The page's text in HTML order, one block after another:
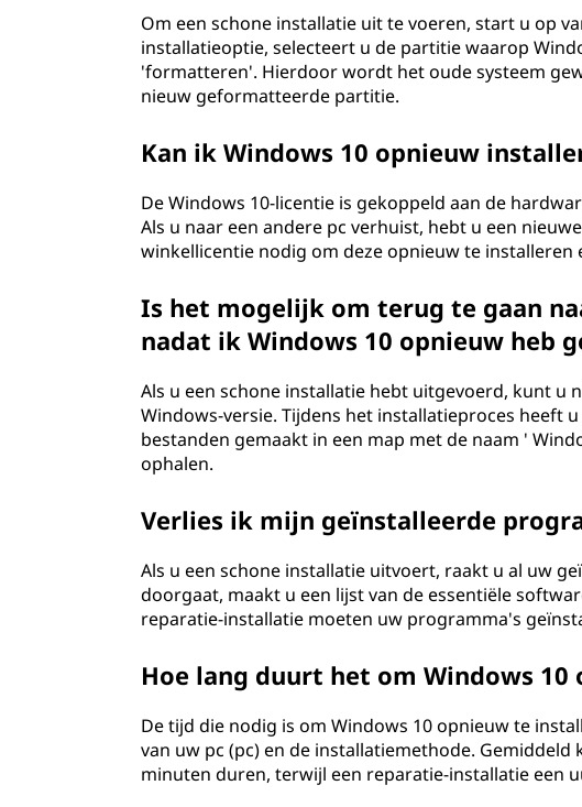
Om een schone installatie uit te voeren, start u op
installatieoptie, selecteert u de partitie waarop
'formatteren'. Hierdoor wordt het oude systeem
nieuw geformatteerde partitie.
Kan ik Windows 10 opnieuw
De Windows 10-licentie is gekoppeld aan de
Als u naar een andere pc verhuist, hebt u een
winkellicentie nodig om deze opnieuw te installeren
Is het mogelijk om terug te gaan
nadat ik Windows 10 opnieuw heb
Als u een schone installatie hebt uitgevoerd, kunt
Windows-versie. Tijdens het installatieproces heeft
bestanden gemaakt in een map met de naam '
ophalen.
Verlies ik mijn geïnstalleerde
Als u een schone installatie uitvoert, raakt u al uw
doorgaat, maakt u een lijst van de essentiële
reparatie-installatie moeten uw programma's
Hoe lang duurt het om Windows
De tijd die nodig is om Windows 10 opnieuw te
van uw pc (pc) en de installatiemethode. Gemiddeld
minuten duren, terwijl een reparatie-installatie een